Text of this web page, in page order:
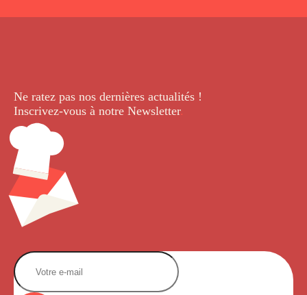
Ne ratez pas nos dernières actualités !
Inscrivez-vous à notre Newsletter.